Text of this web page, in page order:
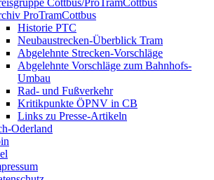
Cottbus/ProTramCottbus
ProTramCottbus
Historie PTC
Neubaustrecken-Überblick Tram
Abgelehnte Strecken-Vorschläge
Abgelehnte Vorschläge zum Bahnhofs-
Umbau
Rad- und Fußverkehr
Kritikpunkte ÖPNV in CB
Links zu Presse-Artikeln
Oderland